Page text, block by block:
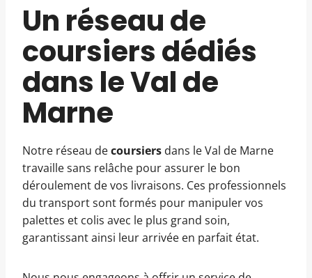
Un réseau de
coursiers dédiés
dans le Val de
Marne
Notre réseau decoursiers dans le Val de Marne
travaille sans relâche pour assurer le bon
déroulement de vos livraisons. Ces professionnels
du transport sont formés pour manipuler vos
palettes et colis avec le plus grand soin,
garantissant ainsi leur arrivée en parfait état.